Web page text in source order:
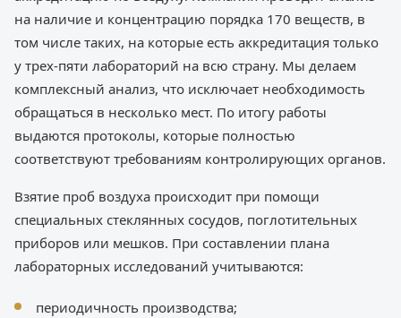
на наличие и концентрацию порядка 170 веществ, в
том числе таких, на которые есть аккредитация только
у трех-пяти лабораторий на всю страну. Мы делаем
комплексный анализ, что исключает необходимость
обращаться в несколько мест. По итогу работы
выдаются протоколы, которые полностью
соответствуют требованиям контролирующих органов.
Взятие проб воздуха происходит при помощи
специальных стеклянных сосудов, поглотительных
приборов или мешков. При составлении плана
лабораторных исследований учитываются:
периодичность производства;